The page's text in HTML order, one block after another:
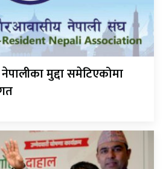
मुद्दा समेटिएकोमा